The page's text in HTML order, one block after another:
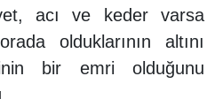
acı ve keder varsa
olduklarının altını
bir emri olduğunu